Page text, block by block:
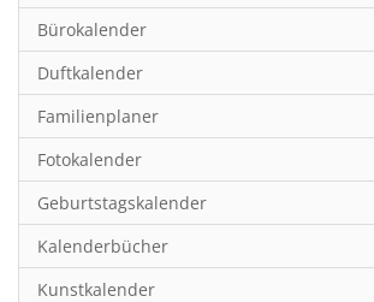
Familienplaner
Fantasy
Film
Fotokunst
Frauen
Fußball
Gaming
Bürokalender
Duftkalender
Familienplaner
Fotokalender
Geburtstagskalender
Kalenderbücher
Kunstkalender